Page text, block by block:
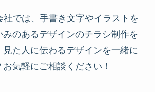
社では、手書き文字やイラストを
みのあるデザインのチラシ制作を
見た人に伝わるデザインを一緒に
気軽にご相談ください！